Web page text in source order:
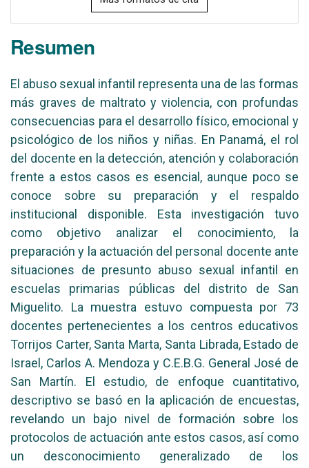
Resumen
El abuso sexual infantil representa una de las formas
más graves de maltrato y violencia, con profundas
consecuencias para el desarrollo físico, emocional y
psicológico de los niños y niñas. En Panamá, el rol
del docente en la detección, atención y colaboración
frente a estos casos es esencial, aunque poco se
conoce sobre su preparación y el respaldo
institucional disponible. Esta investigación tuvo
como objetivo analizar el conocimiento, la
preparación y la actuación del personal docente ante
situaciones de presunto abuso sexual infantil en
escuelas primarias públicas del distrito de San
Miguelito. La muestra estuvo compuesta por 73
docentes pertenecientes a los centros educativos
Torrijos Carter, Santa Marta, Santa Librada, Estado de
Israel, Carlos A. Mendoza y C.E.B.G. General José de
San Martín. El estudio, de enfoque cuantitativo,
descriptivo se basó en la aplicación de encuestas,
revelando un bajo nivel de formación sobre los
protocolos de actuación ante estos casos, así como
un desconocimiento generalizado de los